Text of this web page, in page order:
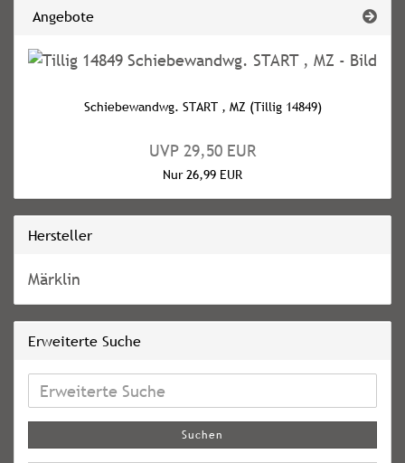
Angebote
Schiebewandwg. START , MZ (Tillig 14849)
UVP 29,50 EUR
Nur 26,99 EUR
Hersteller
Märklin
Erweiterte Suche
Erweiterte
Suche
Suchen